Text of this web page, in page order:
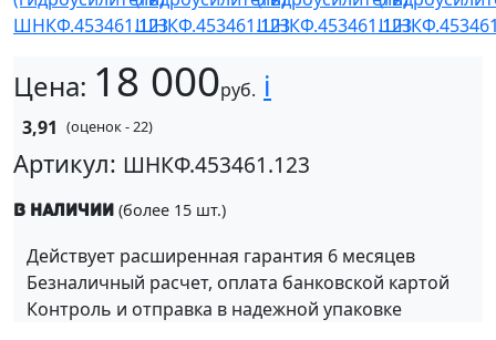
Цена: 18 000руб. i
3,91 (оценок - 22)
Артикул: ШНКФ.453461.123
В наличии (более 15 шт.)
Действует расширенная гарантия 6 месяцев
Безналичный расчет, оплата банковской картой
Контроль и отправка в надежной упаковке